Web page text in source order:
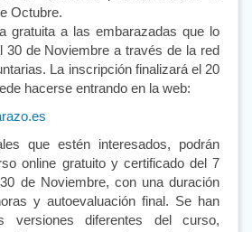
Octubre.
gratuita a las embarazadas que lo
30 de Noviembre a través de la red
La inscripción finalizará el 20
hacerse entrando en la web:
que estén interesados, podrán
online gratuito y certificado del 7
de Noviembre, con una duración
y autoevaluación final. Se han
versiones diferentes del curso,